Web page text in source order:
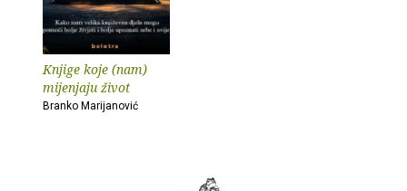
Knjige koje (nam)
mijenjaju život
Branko Marijanović